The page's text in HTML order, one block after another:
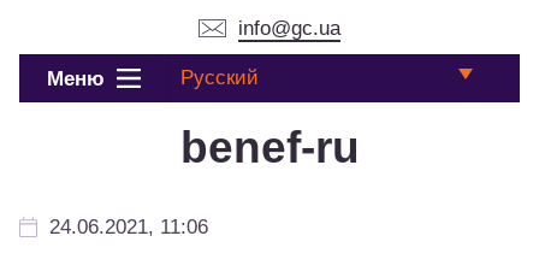
info@gc.ua
Меню Русский
benef-ru
24.06.2021, 11:06